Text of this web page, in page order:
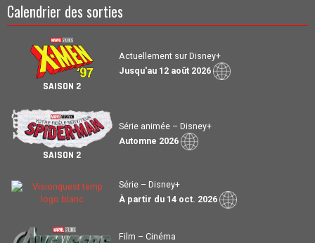
Calendrier des sorties
SAISON 2
Actuellement sur Disney+
Jusqu'au 12 août 2026
SAISON 2
Série animée – Disney+
Automne 2026
Série – Disney+
À partir du 14 oct. 2026
Film – Cinéma